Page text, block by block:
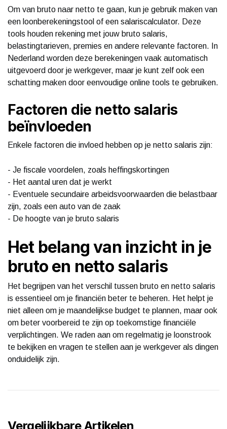
Om van bruto naar netto te gaan, kun je gebruik maken van
een loonberekeningstool of een salariscalculator. Deze
tools houden rekening met jouw bruto salaris,
belastingtarieven, premies en andere relevante factoren. In
Nederland worden deze berekeningen vaak automatisch
uitgevoerd door je werkgever, maar je kunt zelf ook een
schatting maken door eenvoudige online tools te gebruiken.
Factoren die netto salaris
beïnvloeden
Enkele factoren die invloed hebben op je netto salaris zijn:
- Je fiscale voordelen, zoals heffingskortingen
- Het aantal uren dat je werkt
- Eventuele secundaire arbeidsvoorwaarden die belastbaar
zijn, zoals een auto van de zaak
- De hoogte van je bruto salaris
Het belang van inzicht in je
bruto en netto salaris
Het begrijpen van het verschil tussen bruto en netto salaris
is essentieel om je financiën beter te beheren. Het helpt je
niet alleen om je maandelijkse budget te plannen, maar ook
om beter voorbereid te zijn op toekomstige financiële
verplichtingen. We raden aan om regelmatig je loonstrook
te bekijken en vragen te stellen aan je werkgever als dingen
onduidelijk zijn.
Vergelijkbare Artikelen